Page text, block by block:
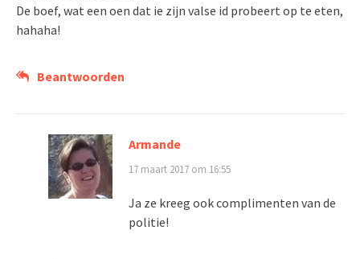
De boef, wat een oen dat ie zijn valse id probeert op te eten,
hahaha!
Beantwoorden
Armande
17 maart 2017 om 16:55
Ja ze kreeg ook complimenten van de
politie!